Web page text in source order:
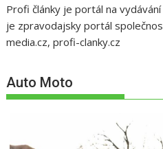
Profi články je portál na
je zpravodajsky portál
media.cz, profi-clanky.cz
Auto Moto